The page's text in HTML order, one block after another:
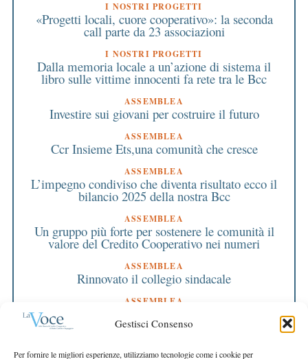
Gestisci Consenso
Per fornire le migliori esperienze, utilizziamo tecnologie come i cookie per
I NOSTRI PROGETTI
«Progetti locali, cuore cooperativo»: la seconda
call parte da 23 associazioni
I NOSTRI PROGETTI
Dalla memoria locale a un’azione di sistema il
libro sulle vittime innocenti fa rete tra le Bcc
ASSEMBLEA
Investire sui giovani per costruire il futuro
ASSEMBLEA
Ccr Insieme Ets,una comunità che cresce
ASSEMBLEA
L’impegno condiviso che diventa risultato ecco il
bilancio 2025 della nostra Bcc
ASSEMBLEA
Un gruppo più forte per sostenere le comunità il
valore del Credito Cooperativo nei numeri
ASSEMBLEA
Rinnovato il collegio sindacale
ASSEMBLEA
Bilancio approvato all’unanimità e 2 milioni
destinati al territorio
EDITORIALE DIRETTORE